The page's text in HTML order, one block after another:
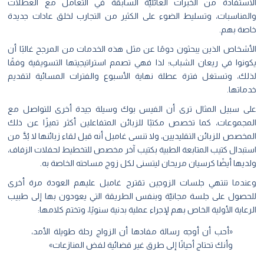
الاستفادة من الخبرات العائليّة السابقة في التعامل مع العطلات
والمناسبات، وتسليط الضوء على الكثير من التجارب لخلق عادات جديدة
خاصة بهم.
الأشخاص الذين يبحثون دومًا عن مثل هذه الخدمات من المرجح غالبًا أن
يكونوا في ريعان الشباب؛ لذا فهي تصمم استراتيجيتها التسويقية وفقًا
لذلك، وتستغل فترة عطلة نهاية الأسبوع والفترات المسائية لتقديم
خدماتها.
على سبيل المثال ترى أن الفيس بوك وسيلة جيدة أخرى للتواصل مع
المجموعات، كما تخصص مكتبًا للزبائن المتفاعلين أكثر تميزًا عن ذلك
المخصص للزبائن التقليديين، ولا تنسى غامبل أنه قبل لقاء زبائنها لا بُدَّ من
استبدال كتيب المتابعة الطبية بكتيب آخر مخصص للتخطيط لحفلات الزفاف،
ولديها أيضًا كرسيان مريحان ليتسنى لكل زوج مساحته الخاصة به.
وعندما تنتهي جلسات الزوجين تقترح غامبل عليهم العودة مرة أخرى
للحصول على جلسة مجانيّة وبنفس الطريقة التي يعودون بها إلى طبيب
الرعاية الأولية الخاص بهم لإجراء عملية بدنية سنويًا، وتختم كلامها:
«أحب أن أوجه رسالة مفادها أن الزواج رحلة طويلة الأمد،
وأنك تحتاج أحيانًا إلى طرق غير قضائية لفض المنازعات»